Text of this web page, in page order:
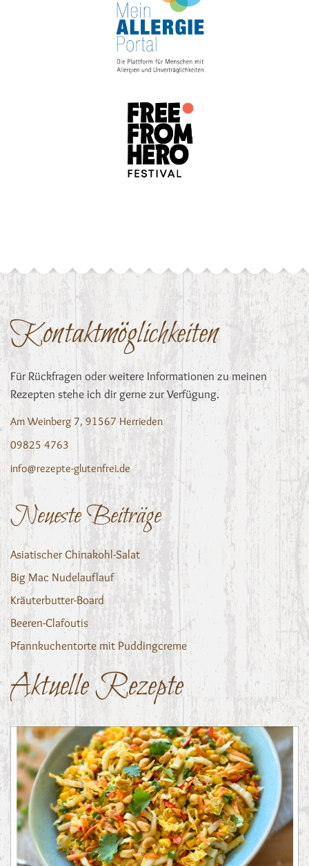
Kontaktmöglichkeiten
Für Rückfragen oder weitere Informationen zu meinen
Rezepten stehe ich dir gerne zur Verfügung.
Am Weinberg 7, 91567 Herrieden
09825 4763
info@rezepte-glutenfrei.de
Neueste Beiträge
Asiatischer Chinakohl-Salat
Big Mac Nudelauflauf
Kräuterbutter-Board
Beeren-Clafoutis
Pfannkuchentorte mit Puddingcreme
Aktuelle Rezepte